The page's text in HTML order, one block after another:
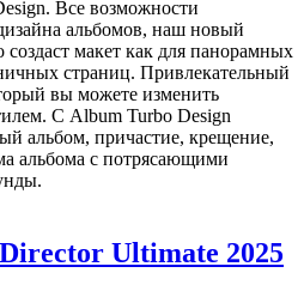
Все возможности
альбомов, наш новый
макет как для панорамных
страниц. Привлекательный
вы можете изменить
С Album Turbo Design
альбом, причастие, крещение,
альбома с потрясающими
Ultimate 2025